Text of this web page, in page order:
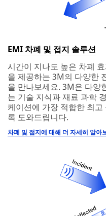
EMI 차폐 및 접지 솔루션
시간이 지나도 높은 차폐
을 제공하는 3M의 다양한
을 만나보세요. 3M은 다양
는 기술 지식과 재료 과학
케이션에 가장 적합한 최
록 도와드립니다.
차폐 및 접지에 대해 더 자세히 알아